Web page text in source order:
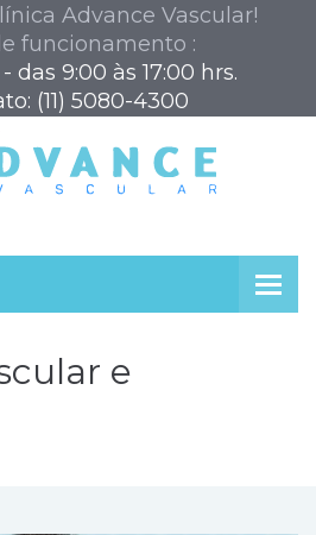
Advance Vascular!
funcionamento :
das 9:00 às 17:00 hrs.
(11) 5080-4300
e